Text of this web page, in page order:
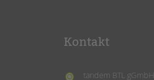
Kontakt
tandem BTL gGmbH